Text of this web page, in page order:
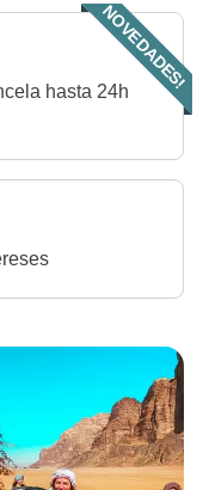
NOVEDADES!
hasta 24h